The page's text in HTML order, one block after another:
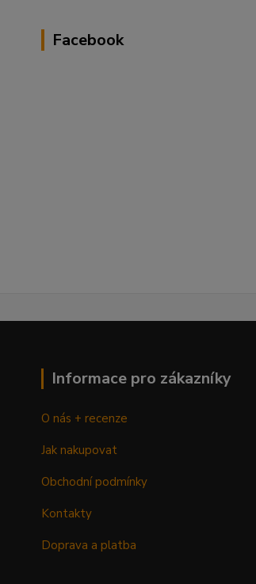
Facebook
Informace pro zákazníky
O nás + recenze
Jak nakupovat
Obchodní podmínky
Kontakty
Doprava a platba